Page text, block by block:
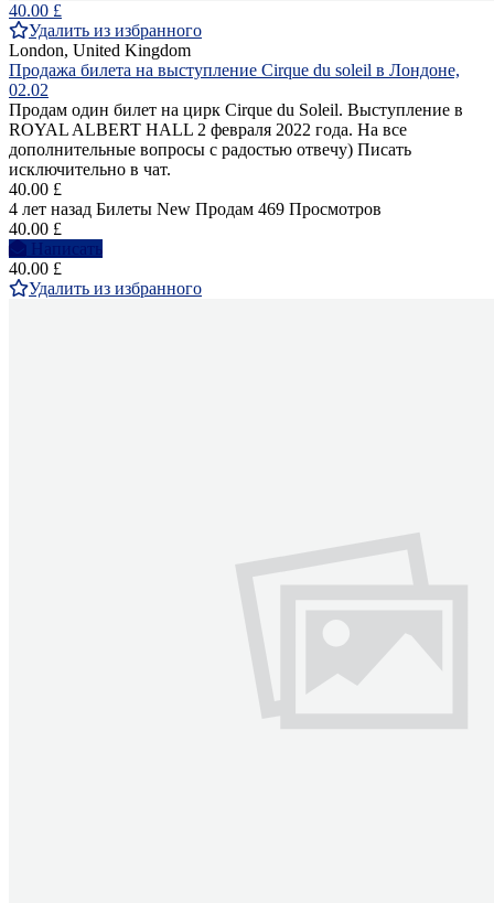
40.00 £
Удалить из избранного
London, United Kingdom
Продажа билета на выступление Cirque du soleil в Лондоне,
02.02
Продам один билет на цирк Cirque du Soleil. Выступление в
ROYAL ALBERT HALL 2 февраля 2022 года. На все
дополнительные вопросы с радостью отвечу) Писать
исключительно в чат.
40.00 £
4 лет назад Билеты New Продам 469 Просмотров
40.00 £
Написать
40.00 £
Удалить из избранного